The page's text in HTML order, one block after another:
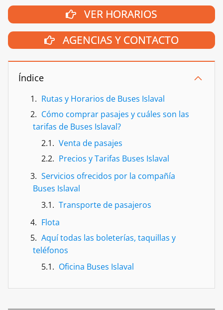
VER HORARIOS
AGENCIAS Y CONTACTO
Índice
Rutas y Horarios de Buses Islaval
Cómo comprar pasajes y cuáles son las
tarifas de Buses Islaval?
Venta de pasajes
Precios y Tarifas Buses Islaval
Servicios ofrecidos por la compañía
Buses Islaval
Transporte de pasajeros
Flota
Aquí todas las boleterías, taquillas y
teléfonos
Oficina Buses Islaval